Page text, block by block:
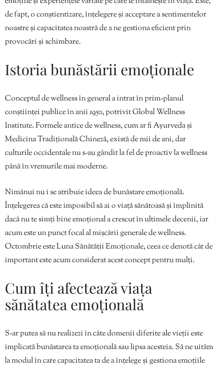
de fapt, o conștientizare, înțelegere și acceptare a sentimentelor
noastre și capacitatea noastră de a ne gestiona eficient prin
provocări și schimbare.
Istoria bunăstării emoționale
Conceptul de wellness în general a intrat în prim-planul
conștiinței publice în anii 1950, potrivit Global Wellness
Institute. Formele antice de wellness, cum ar fi Ayurveda și
Medicina Tradițională Chineză, există de mii de ani, dar
culturile occidentale nu s-au gândit la fel de proactiv la wellness
până în vremurile mai moderne.
Nimănui nu i se atribuie ideea de bunăstare emoțională.
Înțelegerea că este imposibil să ai o viață sănătoasă și împlinită
dacă nu te simți bine emoțional a crescut în ultimele decenii, iar
acum este un punct focal al mișcării generale de wellness.
Octombrie este Luna Sănătății Emoționale, ceea ce denotă cât de
important este acum considerat acest concept pentru mulți.
Cum îți afectează viața
sănătatea emoțională
S-ar putea să nu realizezi în câte domenii diferite ale vieții este
implicată bunăstarea ta emoțională sau lipsa acesteia. Să ne uităm
la modul în care capacitatea ta de a înțelege și gestiona emoțiile